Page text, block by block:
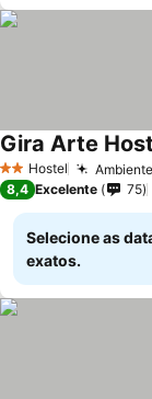
2 Estrelas
Hostel
Gira Arte
8,4 Excelente 75
Selecione as
exatos.